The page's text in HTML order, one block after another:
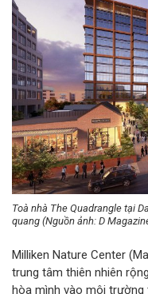
Toà nhà The Quadrangle tại
quang (Nguồn ảnh: D
Milliken Nature Center
trung tâm thiên nhiên
hòa mình vào môi trường